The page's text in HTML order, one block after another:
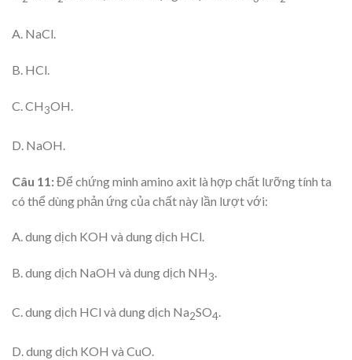
A. NaCl.
B. HCl.
C. CH3OH.
D. NaOH.
Câu 11:Để chứng minh amino axit là hợp chất lưỡng tính ta
có thể dùng phản ứng của chất này lần lượt với:
A. dung dịch KOH và dung dịch HCl.
B. dung dịch NaOH và dung dịch NH3.
C. dung dịch HCl và dung dịch Na2SO4.
D. dung dịch KOH và CuO.